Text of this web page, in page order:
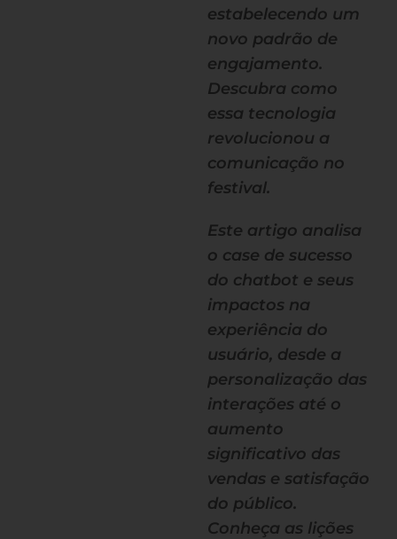
estabelecendo um
novo padrão de
engajamento.
Descubra como
essa tecnologia
revolucionou a
comunicação no
festival.
Este artigo analisa
o case de sucesso
do chatbot e seus
impactos na
experiência do
usuário, desde a
personalização das
interações até o
aumento
significativo das
vendas e satisfação
do público.
Conheça as lições